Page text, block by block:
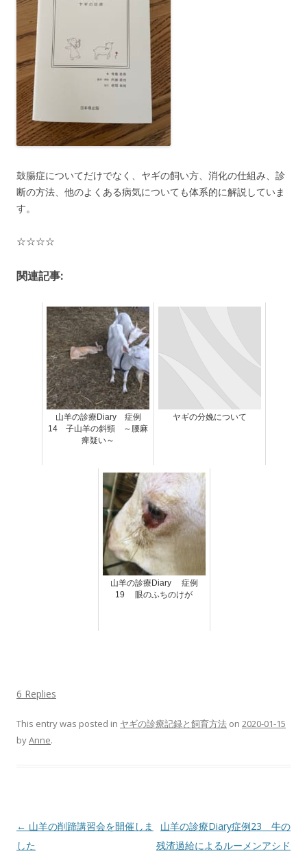
鼓腸症についてだけでなく、ヤギの飼い方、消化の仕組み、診
断の方法、他のよくある病気についても体系的に解説していま
す。
☆☆☆☆
関連記事:
山羊の診療Diary 症例
14 子山羊の斜頸 ～腰麻
痺疑い～
ヤギの分娩について
山羊の診療Diary 症例
19 眼のふちのけが
6 Replies
This entry was posted in ヤギの診療記録と飼育方法 on 2020-01-15
byAnne.
Post
navigation
← 山羊の削蹄講習会を開催しま
した
山羊の診療Diary症例23 牛の
残渣過給によるルーメンアシド